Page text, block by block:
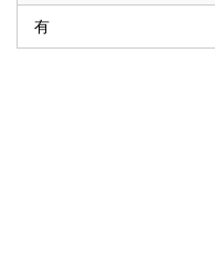
有